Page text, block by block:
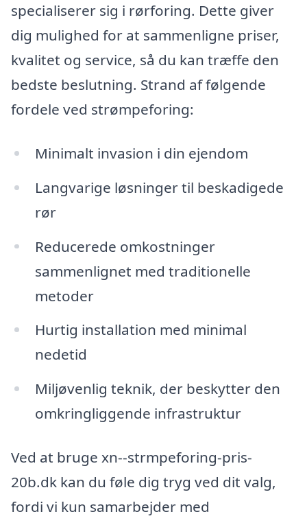
specialiserer sig i rørforing. Dette giver
dig mulighed for at sammenligne priser,
kvalitet og service, så du kan træffe den
bedste beslutning. Strand af følgende
fordele ved strømpeforing:
Minimalt invasion i din ejendom
Langvarige løsninger til beskadigede
rør
Reducerede omkostninger
sammenlignet med traditionelle
metoder
Hurtig installation med minimal
nedetid
Miljøvenlig teknik, der beskytter den
omkringliggende infrastruktur
Ved at bruge xn--strmpeforing-pris-
20b.dk kan du føle dig tryg ved dit valg,
fordi vi kun samarbejder med